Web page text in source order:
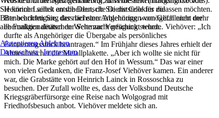
Heinrich Lainck an die Deutsche Dienststelle für die
Benachrichtigung der nächsten Angehörigen von Gefallenen der
ehemaligen deutschen Wehrmacht geschickt wurde. Viehöver: „Ich
durfte als Angehöriger die Übergabe als persönliches
Erinnerungsstück beantragen.“ Im Frühjahr dieses Jahres erhielt der
Ahnenforscher die Metallplakette. „Aber ich wollte sie nicht für
mich. Die Marke gehört auf den Hof in Wessum.“ Das war einer
von vielen Gedanken, die Franz-Josef Viehöver kamen. Ein anderer
war, die Grabstätte von Heinrich Lainck in Rossoschka zu
besuchen. Der Zufall wollte es, dass der Volksbund Deutsche
Kriegsgräberfürsorge eine Reise nach Wolgograd mit
Friedhofsbesuch anbot. Viehöver meldete sich an.
Sie können selbst entscheiden, ob Sie die Cookies zulassen möchten.
Bitte beachten Sie, dass bei einer Ablehnung womöglich nicht mehr
alle Funktionalitäten der Seite zur Verfügung stehen.
AkzeptierenAblehnen
Datenschutz|Impressum